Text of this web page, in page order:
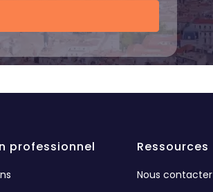
professionnel Ressources
Nous contacter